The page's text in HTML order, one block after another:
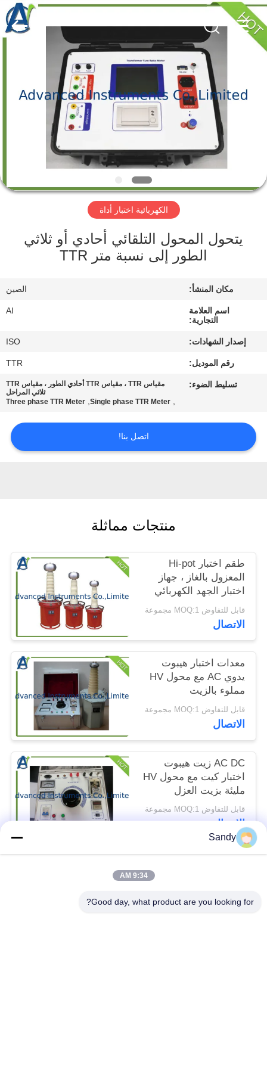
منتجات
معلومات
جولة
المعمل
جودة
اتصل
أخبار
حالات
الموقع
PRIVACY
POLICY
Advanced
Instruments
Co.,Limited.
All
Rights
Reserved.
الكهربائية اختبار أداة
يتحول المحول التلقائي أحادي أو ثلاثي
الطور إلى نسبة متر TTR
مكان المنشأ: الصين
اسم العلامة
التجارية:
AI
إصدار الشهادات: ISO
رقم الموديل: TTR
تسليط الضوء:
مقياس TTR ، مقياس TTR أحادي الطور ، مقياس TTR
ثلاثي المراحل
,
Single phase TTR Meter
,
Three phase TTR Meter
اتصل بنا!
منتجات مماثلة
طقم اختبار Hi-pot
المعزول بالغاز ، جهاز
اختبار الجهد الكهربائي
لتحمل تردد الطاقة
قابل للتفاوض MOQ:1 مجموعة
الاتصال
معدات اختبار هيبوت
يدوي AC مع محول HV
مملوء بالزيت
قابل للتفاوض MOQ:1 مجموعة
الاتصال
AC DC زيت هيبوت
اختبار كيت مع محول HV
مليئة بزيت العزل
قابل للتفاوض MOQ:1 مجموعة
الاتصال
Sandy
9:34 AM
Good day, what product are you looking for?